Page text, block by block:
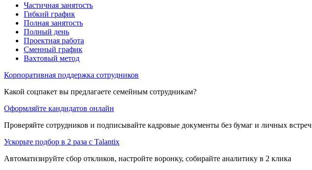
Частичная занятость
Гибкий график
Полная занятость
Полный день
Проектная работа
Сменный график
Вахтовый метод
Корпоративная поддержка сотрудников
Какой соцпакет вы предлагаете семейным сотрудникам?
Оформляйте кандидатов онлайн
Проверяйте сотрудников и подписывайте кадровые документы без бумаг и личных встреч
Ускорьте подбор в 2 раза с Talantix
Автоматизируйте сбор откликов, настройте воронку, собирайте аналитику в 2 клика